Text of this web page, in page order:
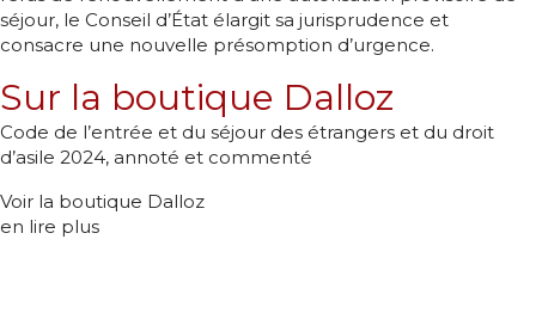
séjour, le Conseil d’État élargit sa jurisprudence et
consacre une nouvelle présomption d’urgence.
Sur la boutique Dalloz
Code de l’entrée et du séjour des étrangers et du droit
d’asile 2024, annoté et commenté
Voir la boutique Dalloz
en lire plus